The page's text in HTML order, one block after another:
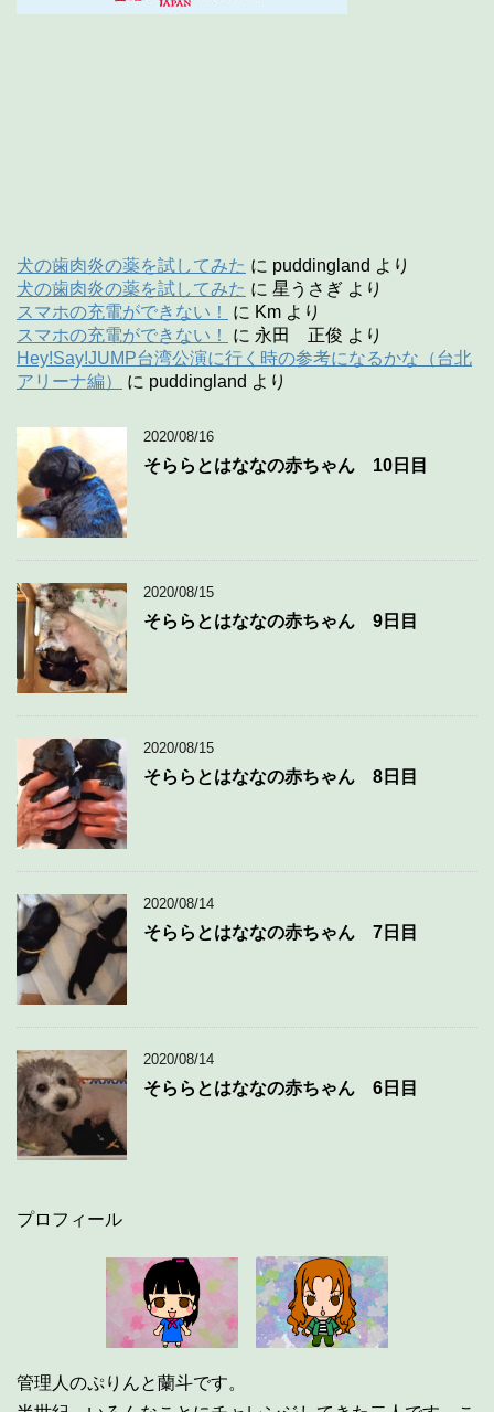
犬の歯肉炎の薬を試してみた に puddingland より
犬の歯肉炎の薬を試してみた に 星うさぎ より
スマホの充電ができない！
に Km より
スマホの充電ができない！
に 永田 正俊 より
Hey!Say!JUMP台湾公演に行く時の参考になるかな（台北
アリーナ編）
に puddingland より
2020/08/16
そららとはななの赤ちゃん 10日目
2020/08/15
そららとはななの赤ちゃん 9日目
2020/08/15
そららとはななの赤ちゃん 8日目
2020/08/14
そららとはななの赤ちゃん 7日目
2020/08/14
そららとはななの赤ちゃん 6日目
プロフィール
管理人のぷりんと蘭斗です。